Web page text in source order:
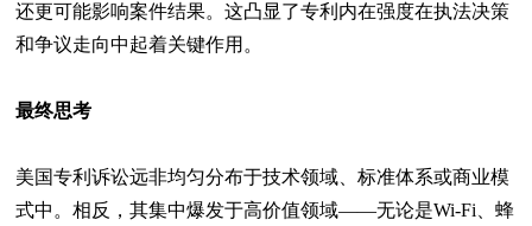
还更可能影响案件结果。这凸显了专利内在强度在执法决策
和争议走向中起着关键作用。
最终思考
美国专利诉讼远非均匀分布于技术领域、标准体系或商业模
式中。相反，其集中爆发于高价值领域——无论是Wi-Fi、蜂